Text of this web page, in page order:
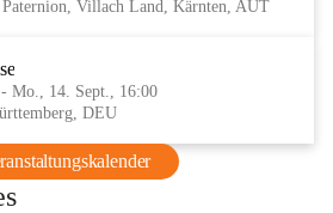
Villach Land, Kärnten, AUT
Mo., 14. Sept., 16:00
DEU